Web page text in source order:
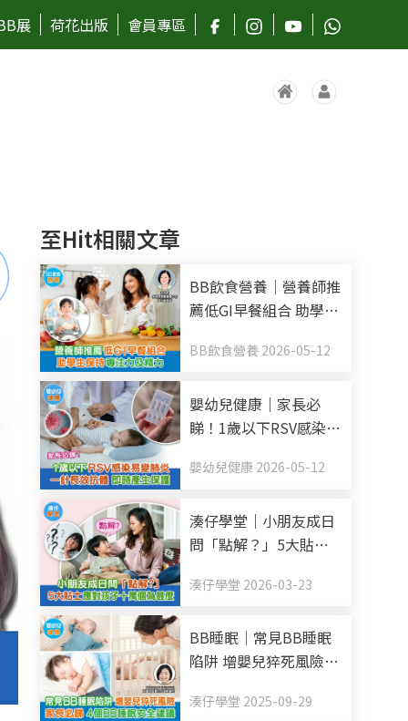
展 荷花出版 會員專區
至Hit相關文章
BB飲食營養｜營養師推
薦低GI早餐組合 助學生
BB飲食營養 2026-05-12
嬰幼兒健康｜家長必
睇！1歲以下RSV感染易
即時產生保護
嬰幼兒健康 2026-05-12
湊仔學堂｜小朋友成日
問「點解？」5大貼士
湊仔學堂 2026-03-23
BB睡眠｜常見BB睡眠
陷阱 增嬰兒猝死風險
全建議
湊仔學堂 2025-09-29